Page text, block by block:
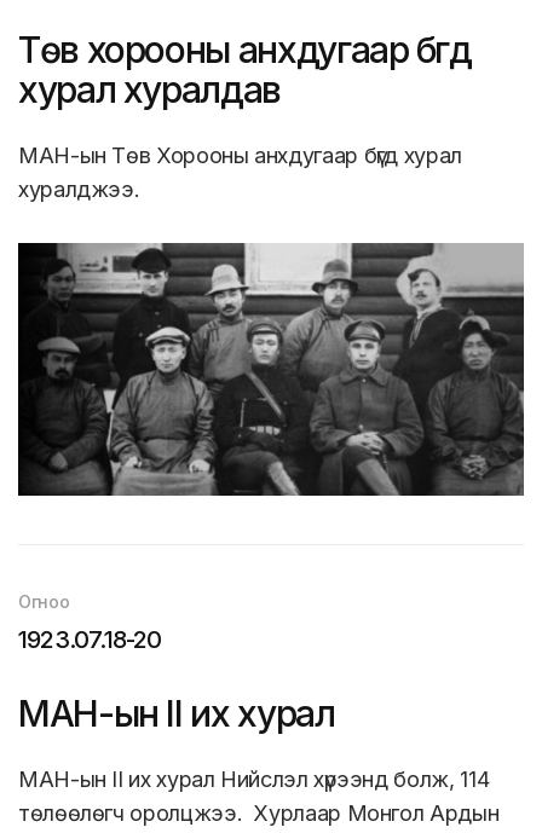
Төв хорооны анхдугаар бүгд
хурал хуралдав
МАН-ын Төв Хорооны анхдугаар бүгд хурал
хуралджээ.
Огноо
1923.07.18-20
МАН-ын II их хурал
МАН-ын II их хурал Нийслэл хүрээнд болж, 114
төлөөлөгч оролцжээ. Хурлаар Монгол Ардын